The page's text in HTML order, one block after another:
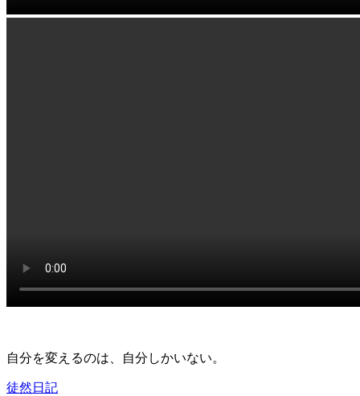
自分を変えるのは、自分しかいない。
徒然日記